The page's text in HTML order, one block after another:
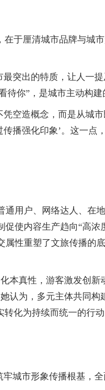
于厘清城市品牌与城市
突出的特质，让人一提
你”，是城市主动构建
空造概念，而是从城市
播强化印象’。这一点
用户、网络达人、在
使内容生产趋向“高浓
性重塑了文旅传播的
真性，游客激发创新
认为，多元主体共同构
化为持续而统一的行动
城市形象传播根基，